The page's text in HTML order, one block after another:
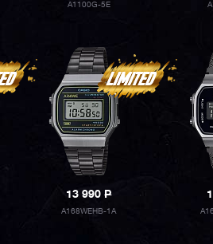
A1100G-5E
13 990P
A168WEHB-1A